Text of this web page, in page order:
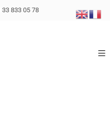
33 833 05 78